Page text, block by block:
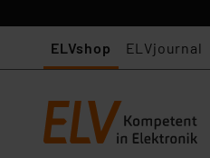
ELVshop ELVjournal